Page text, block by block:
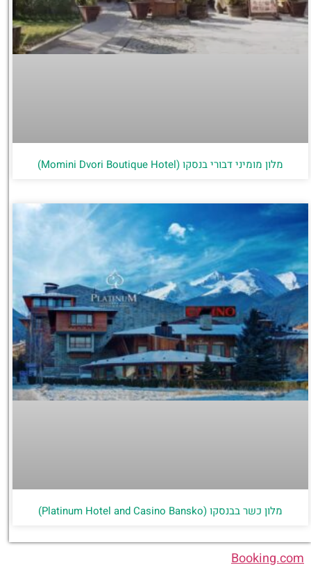
מלון מומיני דבורי בנסקו (Momini Dvori Boutique Hotel)
מלון כשר בבנסקו (Platinum Hotel and Casino Bansko)
Booking.com